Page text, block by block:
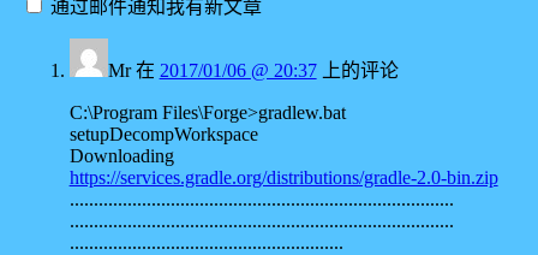
通过邮件通知我有新文章
Mr在 2017/01/06 @ 20:37上的评论
C:\Program Files\Forge>gradlew.bat
setupDecompWorkspace
Downloading
https://services.gradle.org/distributions/gradle-2.0-bin.zip
................................................................................
................................................................................
.........................................................